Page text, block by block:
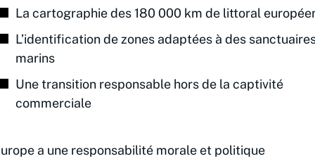
La cartographie des 180 000 km de littoral
L’identification de zones adaptées à des
marins
Une transition responsable hors de la captivité
commerciale
a une responsabilité morale et politique